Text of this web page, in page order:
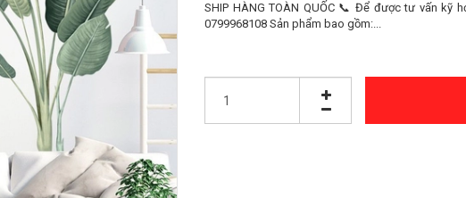
SHIP HÀNG TOÀN QUỐC 📞 Để được tư vấn kỹ
0799968108 Sản phẩm bao gồm:...